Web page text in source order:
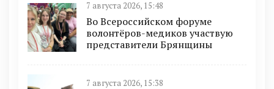
7 августа 2026, 15:48
Во Всероссийском форуме
волонтёров-медиков участвую
представители Брянщины
7 августа 2026, 15:38